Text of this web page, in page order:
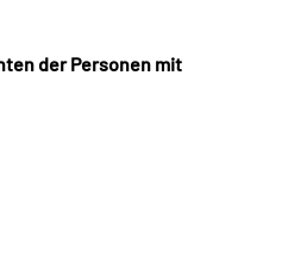
der Personen mit